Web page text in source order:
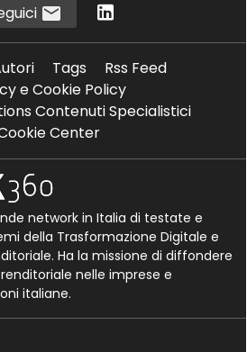
Tags
Rss Feed
e Cookie Policy
Contenuti Specialistici
Center
network in Italia di testate e
della Trasformazione Digitale e
Ha la missione di diffondere
nelle imprese e
italiane.